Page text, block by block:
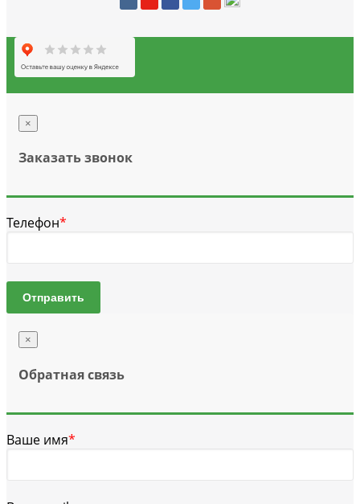
×
Заказать звонок
Телефон*
Отправить
×
Обратная связь
Ваше имя*